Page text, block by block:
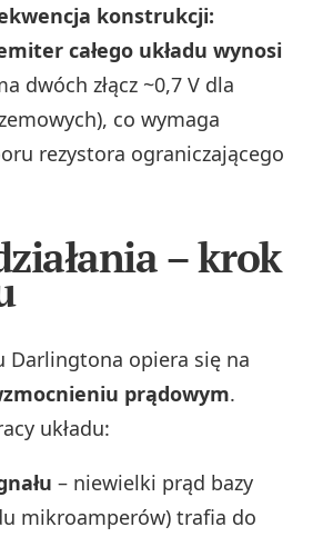
konstrukcji:
całego układu wynosi
dwóch złącz ~0,7 V dla
co wymaga
rezystora ograniczającego
– krok
Darlingtona opiera się na
prądowym.
układu:
– niewielki prąd bazy
mikroamperów) trafia do